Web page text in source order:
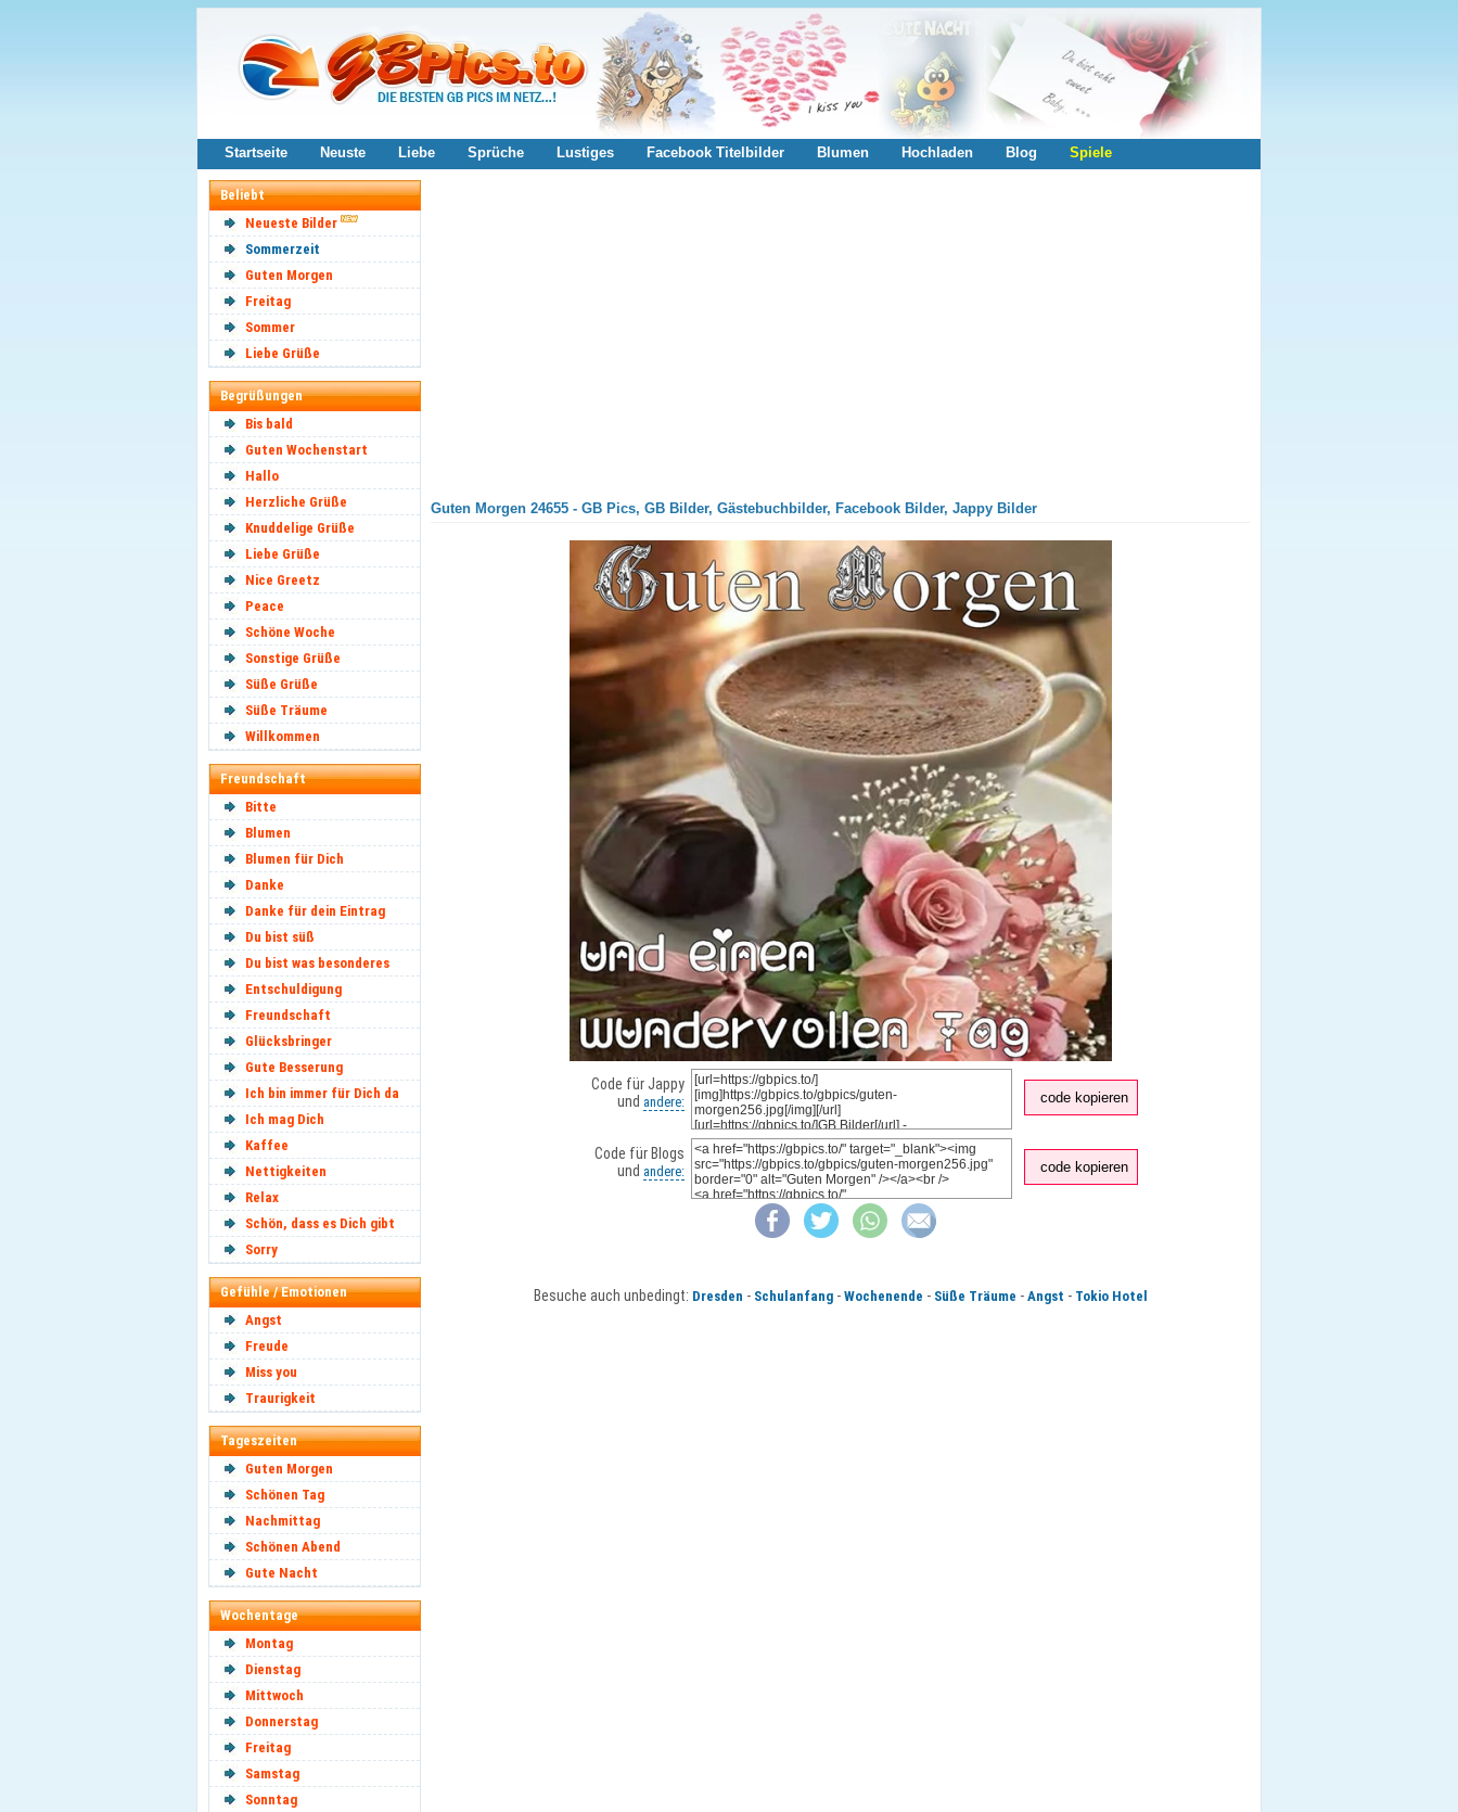
Startseite Neuste Liebe Sprüche Lustiges Facebook Titelbilder Blumen Hochladen Blog Spiele
Beliebt
Neueste Bilder
Sommerzeit
Guten Morgen
Freitag
Sommer
Liebe Grüße
Begrüßungen
Bis bald
Guten Wochenstart
Hallo
Herzliche Grüße
Knuddelige Grüße
Liebe Grüße
Nice Greetz
Peace
Schöne Woche
Sonstige Grüße
Süße Grüße
Süße Träume
Willkommen
Freundschaft
Bitte
Blumen
Blumen für Dich
Danke
Danke für dein Eintrag
Du bist süß
Du bist was besonderes
Entschuldigung
Freundschaft
Glücksbringer
Gute Besserung
Ich bin immer für Dich da
Ich mag Dich
Kaffee
Nettigkeiten
Relax
Schön, dass es Dich gibt
Sorry
Gefühle / Emotionen
Angst
Freude
Miss you
Traurigkeit
Tageszeiten
Guten Morgen
Schönen Tag
Nachmittag
Schönen Abend
Gute Nacht
Wochentage
Montag
Dienstag
Mittwoch
Donnerstag
Freitag
Samstag
Sonntag
Guten Morgen 24655 - GB Pics, GB Bilder, Gästebuchbilder, Facebook Bilder, Jappy Bilder
Code für Jappy
und andere: code kopieren
Code für Blogs
und andere: code kopieren
Besuche auch unbedingt: Dresden - Schulanfang- Wochenende - Süße Träume - Angst - Tokio Hotel